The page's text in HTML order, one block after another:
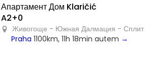
Апартамент Дом Klaričić
A2+0
Живогоще - Южная Далмация - Сплит
Praha 1100km, 11h 18min autem →